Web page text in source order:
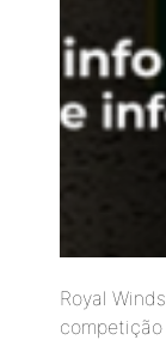
Royal